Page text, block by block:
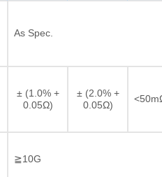
As Spec.
± (1.0% +
0.05Ω)
± (2.0% +
0.05Ω)
≧10G